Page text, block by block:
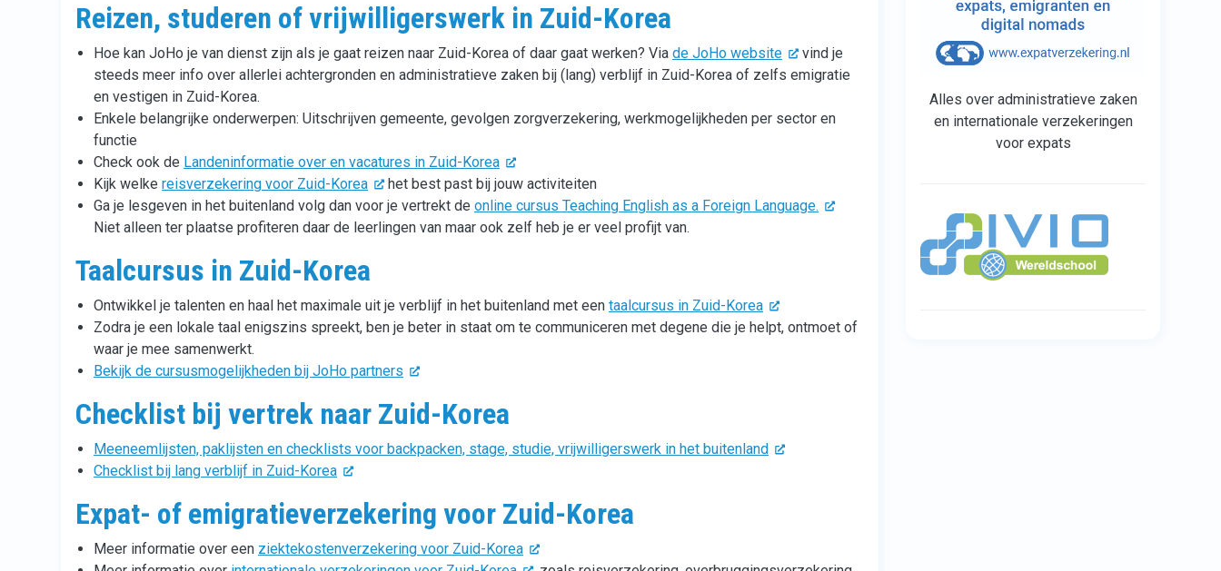
Reizen, studeren of vrijwilligerswerk in Zuid-Korea
Hoe kan JoHo je van dienst zijn als je gaat reizen naar Zuid-Korea of daar gaat werken? Via de JoHo website
vind je
steeds meer info over allerlei achtergronden en administratieve zaken bij (lang) verblijf in Zuid-Korea of zelfs emigratie
en vestigen in Zuid-Korea.
Enkele belangrijke onderwerpen: Uitschrijven gemeente, gevolgen zorgverzekering, werkmogelijkheden per sector en
functie
Check ook de Landeninformatie over en vacatures in Zuid-Korea
Kijk welke reisverzekering voor Zuid-Korea
het best past bij jouw activiteiten
Ga je lesgeven in het buitenland volg dan voor je vertrekt de online cursus Teaching English as a Foreign Language.
Niet alleen ter plaatse profiteren daar de leerlingen van maar ook zelf heb je er veel profijt van.
Taalcursus in Zuid-Korea
Ontwikkel je talenten en haal het maximale uit je verblijf in het buitenland met een taalcursus in Zuid-Korea
Zodra je een lokale taal enigszins spreekt, ben je beter in staat om te communiceren met degene die je helpt, ontmoet of
waar je mee samenwerkt.
Bekijk de cursusmogelijkheden bij JoHo partners
Checklist bij vertrek naar Zuid-Korea
Meeneemlijsten, paklijsten en checklists voor backpacken, stage, studie, vrijwilligerswerk in het buitenland
Checklist bij lang verblijf in Zuid-Korea
Expat- of emigratieverzekering voor Zuid-Korea
Meer informatie over een ziektekostenverzekering voor Zuid-Korea
Alles over administratieve zaken
en internationale verzekeringen
voor expats